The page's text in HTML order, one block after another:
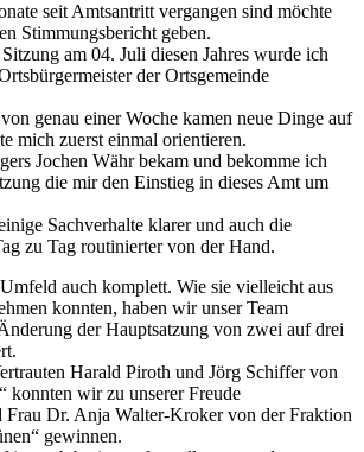
seit Amtsantritt vergangen sind möchte
Stimmungsbericht geben.
am 04. Juli diesen Jahres wurde ich
der Ortsgemeinde
genau einer Woche kamen neue Dinge auf
mich zuerst einmal orientieren.
Jochen Währ bekam und bekomme ich
die mir den Einstieg in dieses Amt um
Sachverhalte klarer und auch die
zu Tag routinierter von der Hand.
auch komplett. Wie sie vielleicht aus
konnten, haben wir unser Team
der Hauptsatzung von zwei auf drei
Harald Piroth und Jörg Schiffer von
konnten wir zu unserer Freude
Frau Dr. Anja Walter-Kroker von der Fraktion
gewinnen.